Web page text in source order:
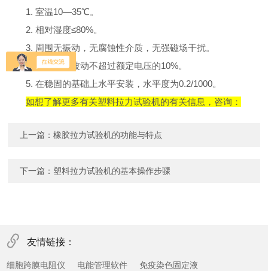
1.室温10―35℃。
2.相对湿度≤80%。
3. 周围无振动，无腐蚀性介质，无强磁场干扰。
4.
电源电压波动不超过额定电压的10%。
5.在稳固的基础上水平安装，水平度为0.2/1000。
如想了解更多有关塑料拉力试验机的有关信息，咨询：
上一篇：橡胶拉力试验机的功能与特点
下一篇： 塑料拉力试验机的基本操作步骤
友情链接：
细胞跨膜电阻仪 电能管理软件 免疫染色固定液